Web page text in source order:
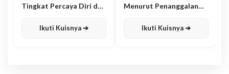
Tingkat Percaya Diri dan
Ikuti Kuisnya ➔
Menurut Penanggalan
Ikuti Kuisnya ➔